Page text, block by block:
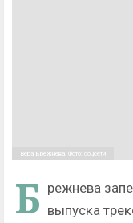
Вера Брежнева. Фото: соцсети
Б режнева
выпуска